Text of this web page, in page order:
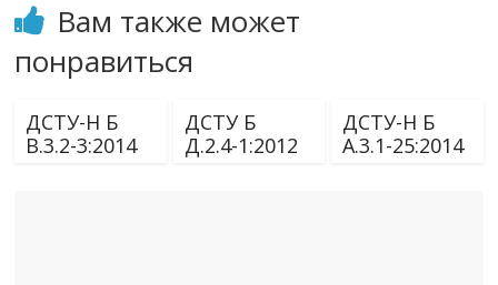
Вам также может
понравиться
ДСТУ-Н Б
В.3.2-3:2014
ДСТУ Б
Д.2.4-1:2012
ДСТУ-Н Б
А.3.1-25:2014